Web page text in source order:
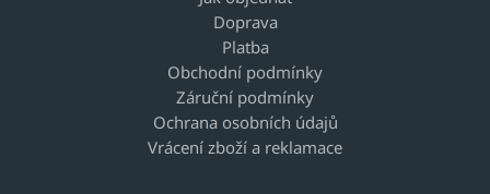
Doprava
Platba
Obchodní podmínky
Záruční podmínky
Ochrana osobních údajů
Vrácení zboží a reklamace